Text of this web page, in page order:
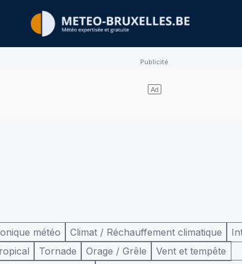
expertisés
météo Climat / Réchauffement climatique
Tornade Orage / Grêle
Vent et tempête